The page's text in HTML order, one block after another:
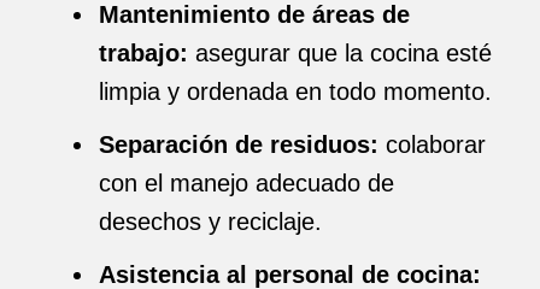
Mantenimiento de áreas de
trabajo: asegurar que la cocina esté
limpia y ordenada en todo momento.
Separación de residuos: colaborar
con el manejo adecuado de
desechos y reciclaje.
Asistencia al personal de cocina: